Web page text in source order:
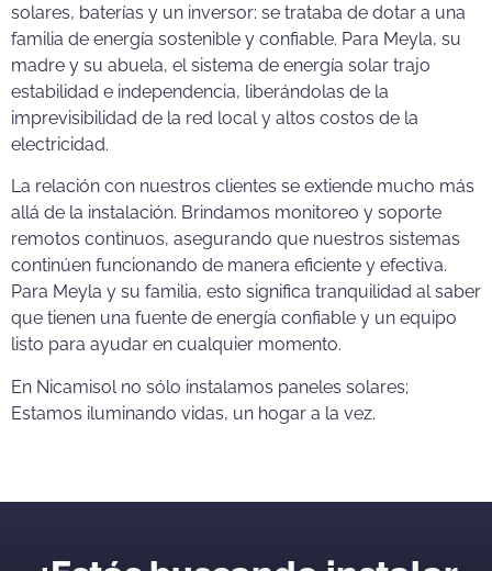
solares, baterías y un inversor: se trataba de dotar a una
familia de energía sostenible y confiable. Para Meyla, su
madre y su abuela, el sistema de energía solar trajo
estabilidad e independencia, liberándolas de la
imprevisibilidad de la red local y altos costos de la
electricidad.
La relación con nuestros clientes se extiende mucho más
allá de la instalación. Brindamos monitoreo y soporte
remotos continuos, asegurando que nuestros sistemas
continúen funcionando de manera eficiente y efectiva.
Para Meyla y su familia, esto significa tranquilidad al saber
que tienen una fuente de energía confiable y un equipo
listo para ayudar en cualquier momento.
En Nicamisol no sólo instalamos paneles solares;
Estamos iluminando vidas, un hogar a la vez.